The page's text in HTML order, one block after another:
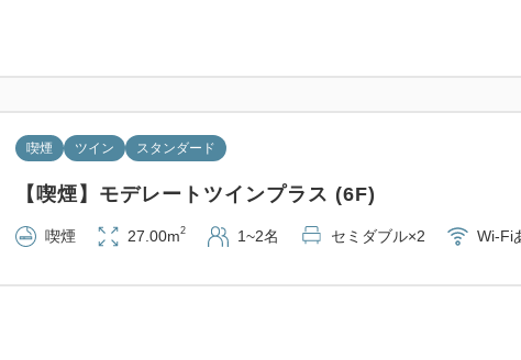
喫煙 ツイン スタンダード
【喫煙】モデレートツインプラス (6F)
喫煙 27.00m2 1~2名 セミダブル×2 Wi-Fi